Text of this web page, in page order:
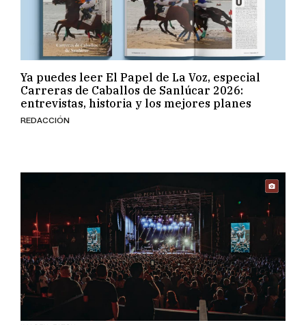
Ya puedes leer El Papel de La Voz, especial
Carreras de Caballos de Sanlúcar 2026:
entrevistas, historia y los mejores planes
IMAGEN: FATOU